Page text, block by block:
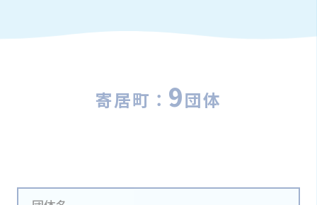
寄居町： 9団体